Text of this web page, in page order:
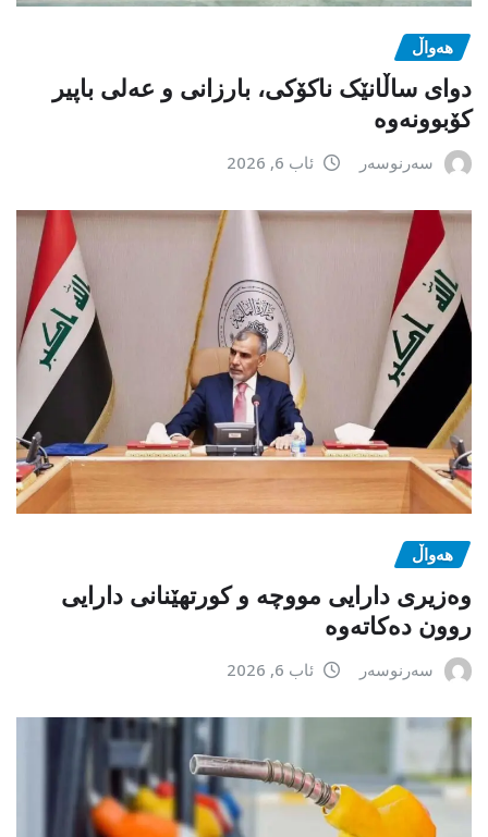
هەواڵ
دوای ساڵانێک ناکۆکی، بارزانی و عەلی باپیر
کۆبوونەوە
سەرنوسەر ئاب 6, 2026
هەواڵ
وەزیری دارایی مووچە و کورتهێنانی دارایی
روون دەکاتەوە
سەرنوسەر ئاب 6, 2026